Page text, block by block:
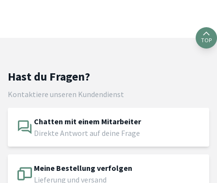
TOP
Hast du Fragen?
Kontaktiere unseren Kundendienst
Chatten mit einem Mitarbeiter
Direkte Antwort auf deine Frage
Meine Bestellung verfolgen
Lieferung und versand